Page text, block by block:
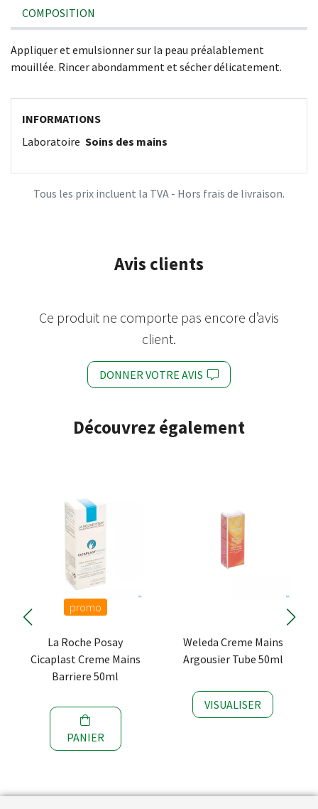
COMPOSITION
Appliquer et emulsionner sur la peau préalablement
mouillée. Rincer abondamment et sécher délicatement.
INFORMATIONS
Laboratoire Soins des mains
Tous les prix incluent la TVA - Hors frais de livraison.
Avis clients
Ce produit ne comporte pas encore d’avis
client.
DONNER VOTRE AVIS
Découvrez également
promo
La Roche Posay
Cicaplast Creme Mains
Barriere 50ml
PANIER
Weleda Creme Mains
Argousier Tube 50ml
VISUALISER